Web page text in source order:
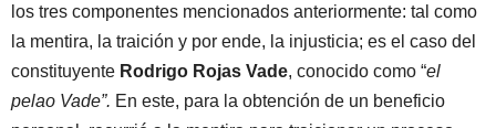
los tres componentes mencionados anteriormente: tal como
la mentira, la traición y por ende, la injusticia; es el caso del
constituyente Rodrigo Rojas Vade, conocido como “el
pelao Vade”. En este, para la obtención de un beneficio